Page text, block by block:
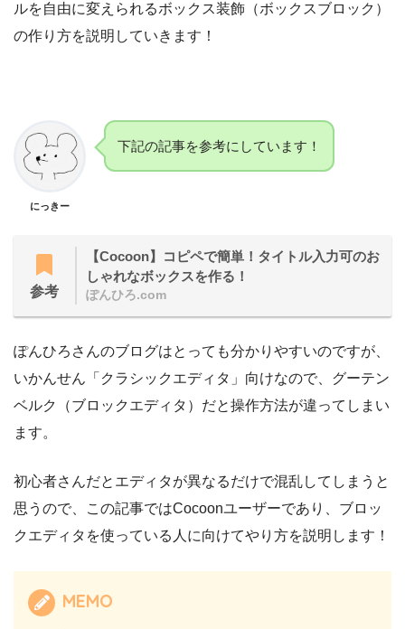
ルを自由に変えられるボックス装飾（ボックスブロック）
の作り方を説明していきます！
にっきー
下記の記事を参考にしています！
参考
【Cocoon】コピペで簡単！タイトル入力可のお
しゃれなボックスを作る！
ぽんひろ.com
ぽんひろさんのブログはとっても分かりやすいのですが、
いかんせん「クラシックエディタ」向けなので、グーテン
ベルク（ブロックエディタ）だと操作方法が違ってしまい
ます。
初心者さんだとエディタが異なるだけで混乱してしまうと
思うので、この記事ではCocoonユーザーであり、ブロッ
クエディタを使っている人に向けてやり方を説明します！
MEMO